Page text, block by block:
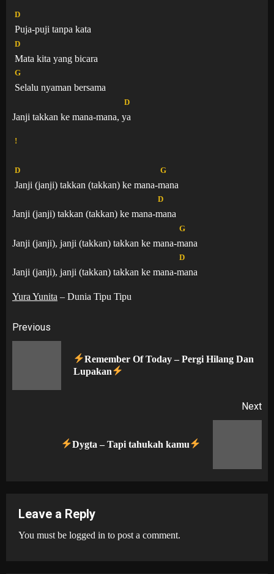
D
Puja-puji tanpa kata
D
Mata kita yang bicara
G
Selalu nyaman bersama
Janji takkan ke mana-mana,
D
ya
!
D
Janji (janji) takkan (takkan) ke mana-
G
mana
Janji (janji) takkan (takkan) ke mana-
D
mana
Janji (janji), janji (takkan) takkan ke mana-
G
mana
Janji (janji), janji (takkan) takkan ke mana-
D
mana
Yura Yunita – Dunia Tipu Tipu
Post
navigation
Previous
Remember Of Today – Pergi Hilang Dan
Lupakan
Next
Dygta – Tapi tahukah kamu
Leave a Reply
You must be logged in to post a comment.